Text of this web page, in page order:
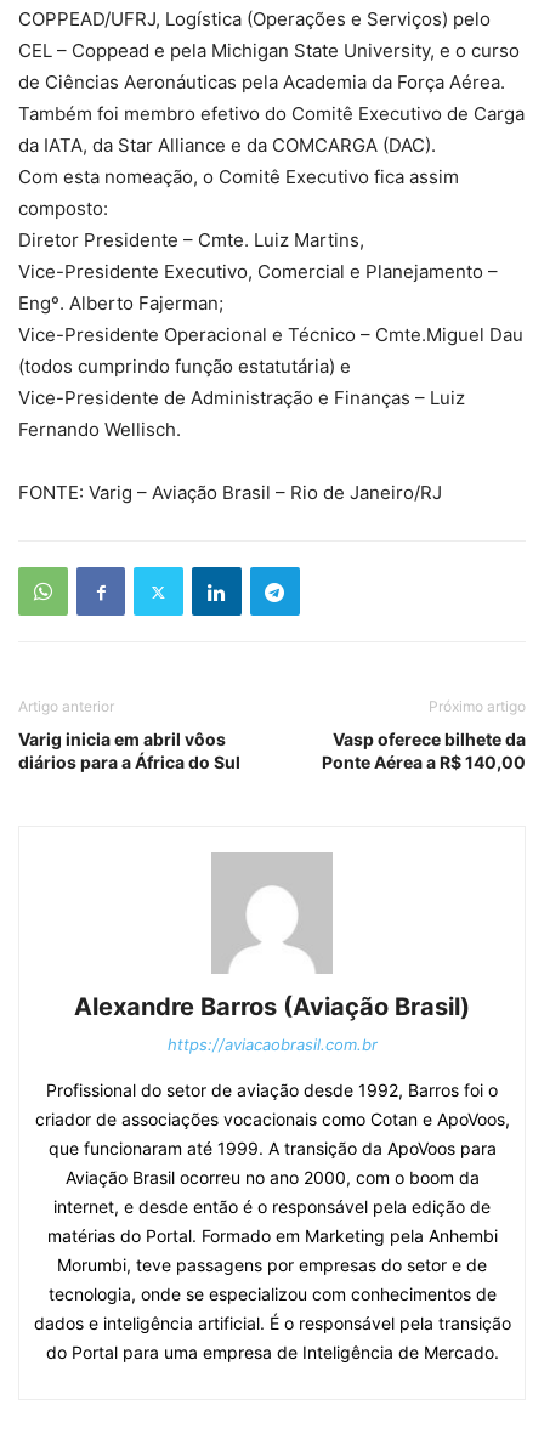
COPPEAD/UFRJ, Logística (Operações e Serviços) pelo
CEL – Coppead e pela Michigan State University, e o curso
de Ciências Aeronáuticas pela Academia da Força Aérea.
Também foi membro efetivo do Comitê Executivo de Carga
da IATA, da Star Alliance e da COMCARGA (DAC).
Com esta nomeação, o Comitê Executivo fica assim
composto:
Diretor Presidente – Cmte. Luiz Martins,
Vice-Presidente Executivo, Comercial e Planejamento –
Engº. Alberto Fajerman;
Vice-Presidente Operacional e Técnico – Cmte.Miguel Dau
(todos cumprindo função estatutária) e
Vice-Presidente de Administração e Finanças – Luiz
Fernando Wellisch.
FONTE: Varig – Aviação Brasil – Rio de Janeiro/RJ
Artigo anterior
Varig inicia em abril vôos
diários para a África do Sul
Próximo artigo
Vasp oferece bilhete da
Ponte Aérea a R$ 140,00
Alexandre Barros (Aviação Brasil)
https://aviacaobrasil.com.br
Profissional do setor de aviação desde 1992, Barros foi o
criador de associações vocacionais como Cotan e ApoVoos,
que funcionaram até 1999. A transição da ApoVoos para
Aviação Brasil ocorreu no ano 2000, com o boom da
internet, e desde então é o responsável pela edição de
matérias do Portal. Formado em Marketing pela Anhembi
Morumbi, teve passagens por empresas do setor e de
tecnologia, onde se especializou com conhecimentos de
dados e inteligência artificial. É o responsável pela transição
do Portal para uma empresa de Inteligência de Mercado.